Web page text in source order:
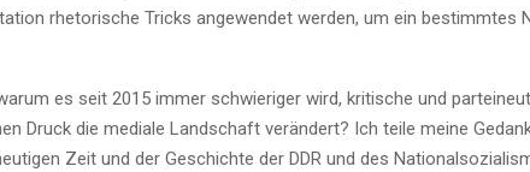
rhetorische Tricks angewendet werden, um ein bestimmtes
es seit 2015 immer schwieriger wird, kritische und
Druck die mediale Landschaft verändert? Ich teile meine
Zeit und der Geschichte der DDR und des